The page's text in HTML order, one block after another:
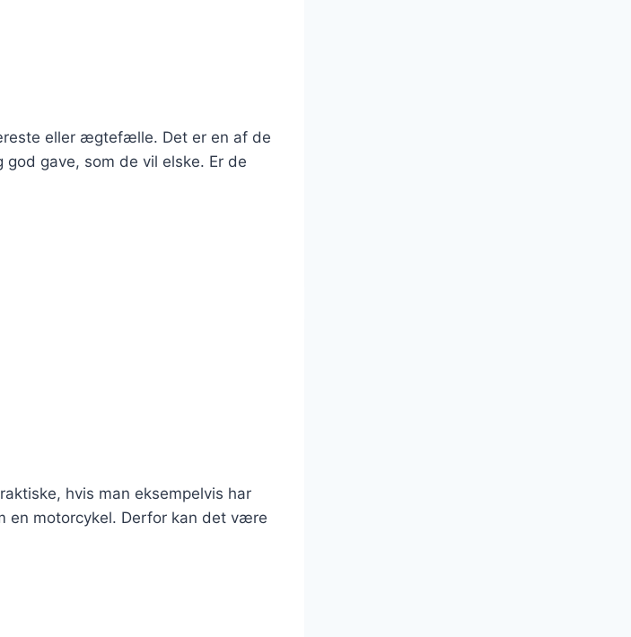
eller ægtefælle. Det er en af de
gave, som de vil elske. Er de
hvis man eksempelvis har
en motorcykel. Derfor kan det være